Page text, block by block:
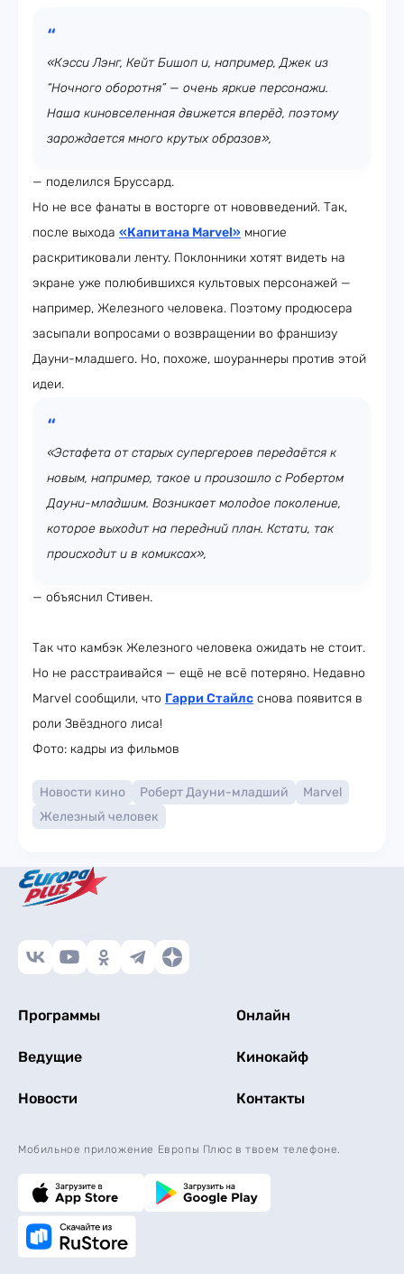
«Кэсси Лэнг, Кейт Бишоп и, например, Джек из
“Ночного оборотня” — очень яркие персонажи.
Наша киновселенная движется вперёд, поэтому
зарождается много крутых образов»,
— поделился Бруссард.
Но не все фанаты в восторге от нововведений. Так,
после выхода «Капитана Marvel» многие
раскритиковали ленту. Поклонники хотят видеть на
экране уже полюбившихся культовых персонажей —
например, Железного человека. Поэтому продюсера
засыпали вопросами о возвращении во франшизу
Дауни-младшего. Но, похоже, шоураннеры против этой
идеи.
«Эстафета от старых супергероев передаётся к
новым, например, такое и произошло с Робертом
Дауни-младшим. Возникает молодое поколение,
которое выходит на передний план. Кстати, так
происходит и в комиксах»,
— объяснил Стивен.
Так что камбэк Железного человека ожидать не стоит.
Но не расстраивайся — ещё не всё потеряно. Недавно
Marvel сообщили, что Гарри Стайлс снова появится в
роли Звёздного лиса!
Фото: кадры из фильмов
Новости кино Роберт Дауни-младший
Marvel
Железный человек
Программы Онлайн
Ведущие Кинокайф
Новости Контакты
Мобильное приложение Европы Плюс в твоем телефоне.